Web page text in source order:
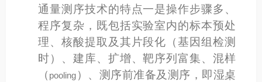
通量测序技术的特点一是操作步骤多、
程序复杂，既包括实验室内的标本预处
理、核酸提取及其片段化（基因组检测
时）、建库、扩增、靶序列富集、混样
（ pooling ） 、测序前准备及测序，即湿桌